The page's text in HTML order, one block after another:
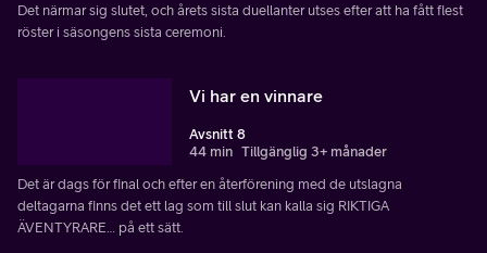
Det närmar sig slutet, och årets sista duellanter utses efter att ha fått flest
röster i säsongens sista ceremoni.
Vi har en vinnare
Avsnitt 8
44 min Tillgänglig 3+ månader
Det är dags för final och efter en återförening med de utslagna
deltagarna finns det ett lag som till slut kan kalla sig RIKTIGA
ÄVENTYRARE… på ett sätt.